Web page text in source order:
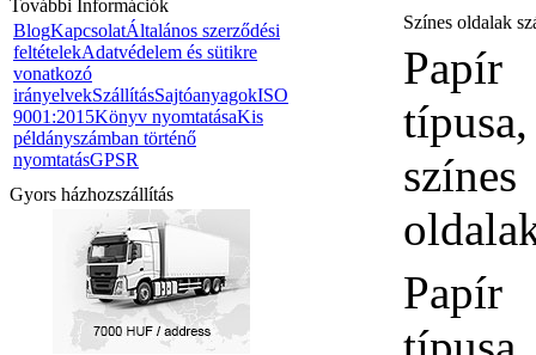
További Információk
BlogKapcsolatÁltalános szerződési
feltételekAdatvédelem és sütikre
vonatkozó
irányelvekSzállításSajtóanyagokISO
9001:2015Könyv nyomtatásaKis
példányszámban történő
nyomtatásGPSR
Gyors házhozszállítás
Színes oldalak
Papír
típusa,
színes
Papír